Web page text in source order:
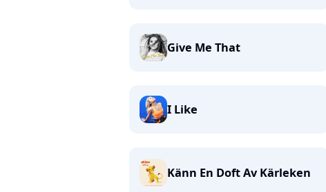
Give Me That
I Like
Känn En Doft Av Kärleken